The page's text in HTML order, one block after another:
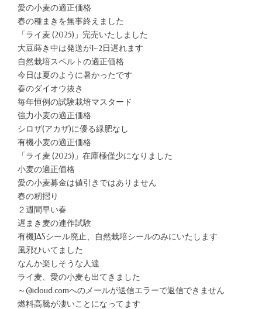
愛の小麦の適正価格
春の種まきを無事終えました
「ライ麦 (2025)」完売いたしました
大豆蒔き中は発送が1~2日遅れます
自然栽培スペルトの適正価格
今日は夏のように暑かったです
春のダイオウ抜き
毎年恒例の試験栽培マスタード
強力小麦の適正価格
シロザ(アカザ)に優る緑肥なし
有機小麦の適正価格
「ライ麦 (2025)」在庫極僅少になりました
小麦の適正価格
愛の小麦募金は値引きではありません
春の籾摺り
２週間早い春
遅まき麦の連作試験
有機JASシール廃止、自然栽培シールのみにいたします
風邪ひいてました
なんか楽しそうな人達
ライ麦、愛の小麦も出てきました
～@icloud.comへのメールが送信エラーで返信できません
燃料高騰が凄いことになってます